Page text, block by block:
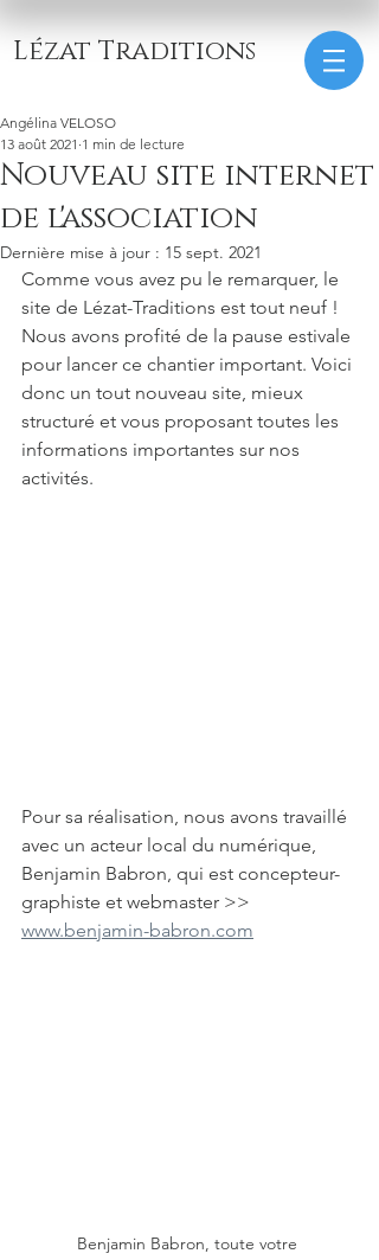
Lézat Traditions
Nouveau site internet
de l'association
Angélina VELOSO
13 août 2021 1 min de lecture
Dernière mise à jour : 15 sept. 2021
Comme vous avez pu le remarquer, le
site de Lézat-Traditions est tout neuf !
Nous avons profité de la pause estivale
pour lancer ce chantier important. Voici
donc un tout nouveau site, mieux
structuré et vous proposant toutes les
informations importantes sur nos
activités.
Pour sa réalisation, nous avons travaillé
avec un acteur local du numérique,
Benjamin Babron, qui est concepteur-
graphiste et webmaster >>
www.benjamin-babron.com
Benjamin Babron, toute votre